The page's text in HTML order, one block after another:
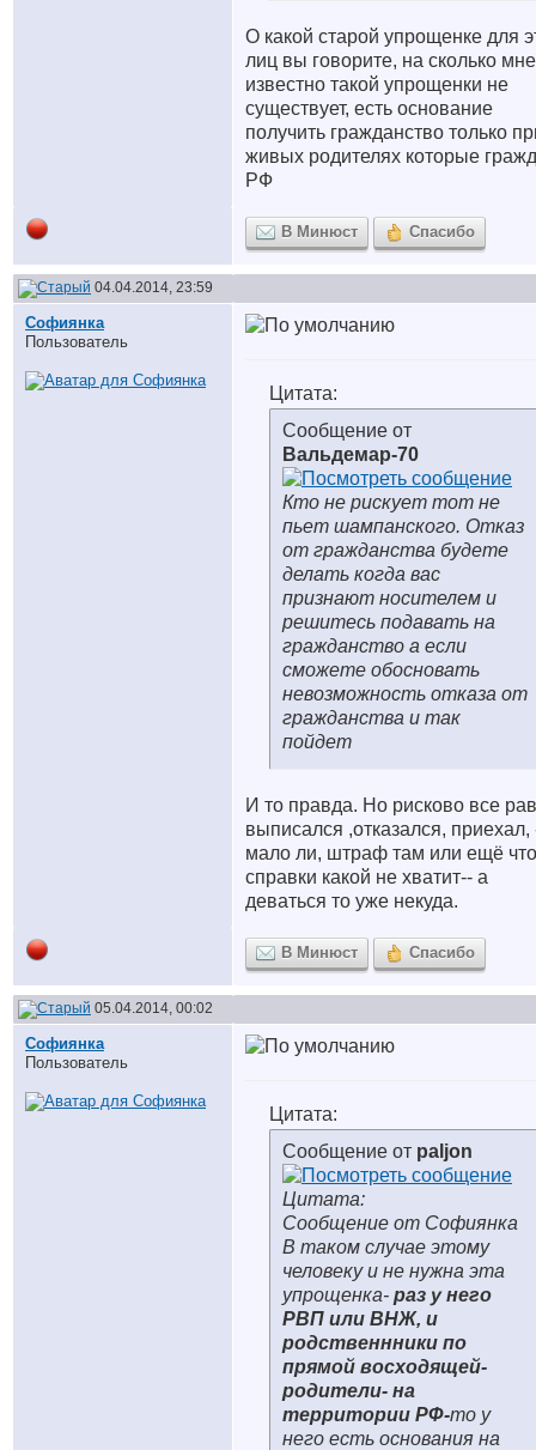
О какой старой упрощенке для
лиц вы говорите, на сколько мне
известно такой упрощенки не
существует, есть основание
получить гражданство только
живых родителях которые
РФ
В Минюст Спасибо
04.04.2014, 23:59
Софиянка
Пользователь
Цитата:
Сообщение от
Вальдемар-70
Кто не рискует тот не
пьет шампанского. Отказ
от гражданства будете
делать когда вас
признают носителем и
решитесь подавать на
гражданство а если
сможете обосновать
невозможность отказа от
гражданства и так
пойдет
И то правда. Но рисково все
выписался ,отказался, приехал,
мало ли, штраф там или ещё
справки какой не хватит-- а
деваться то уже некуда.
В Минюст Спасибо
05.04.2014, 00:02
Софиянка
Пользователь
Цитата:
Сообщение от paljon
Цитата:
Сообщение от Софиянка
В таком случае этому
человеку и не нужна эта
упрощенка- раз у него
РВП или ВНЖ, и
родственнники по
прямой восходящей-
родители- на
территории РФ-то у
него есть основания на